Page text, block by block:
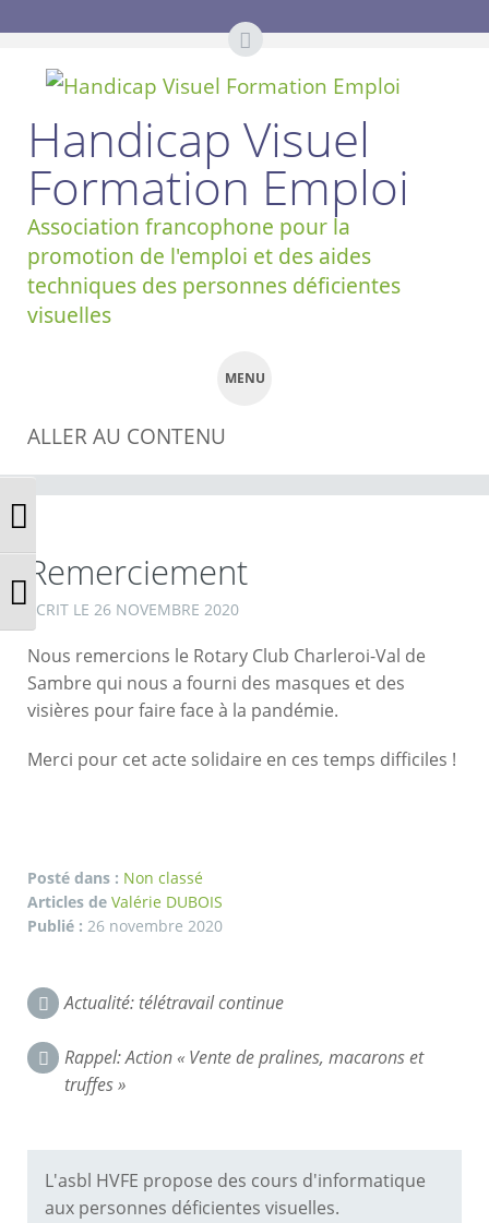
Passer en contraste élevé
Changer la taille de la police
Handicap Visuel
Formation Emploi
Association francophone pour la
promotion de l'emploi et des aides
techniques des personnes déficientes
visuelles
MENU
ALLER AU CONTENU
Remerciement
ECRIT LE 26 NOVEMBRE 2020
Nous remercions le Rotary Club Charleroi-Val de
Sambre qui nous a fourni des masques et des
visières pour faire face à la pandémie.
Merci pour cet acte solidaire en ces temps difficiles !
Posté dans : Non classé
Articles de Valérie DUBOIS
Publié : 26 novembre 2020
Navigation
dans
les
commentaires
Actualité: télétravail continue
Rappel: Action « Vente de pralines, macarons et
truffes »
L'asbl HVFE propose des cours d'informatique
aux personnes déficientes visuelles.